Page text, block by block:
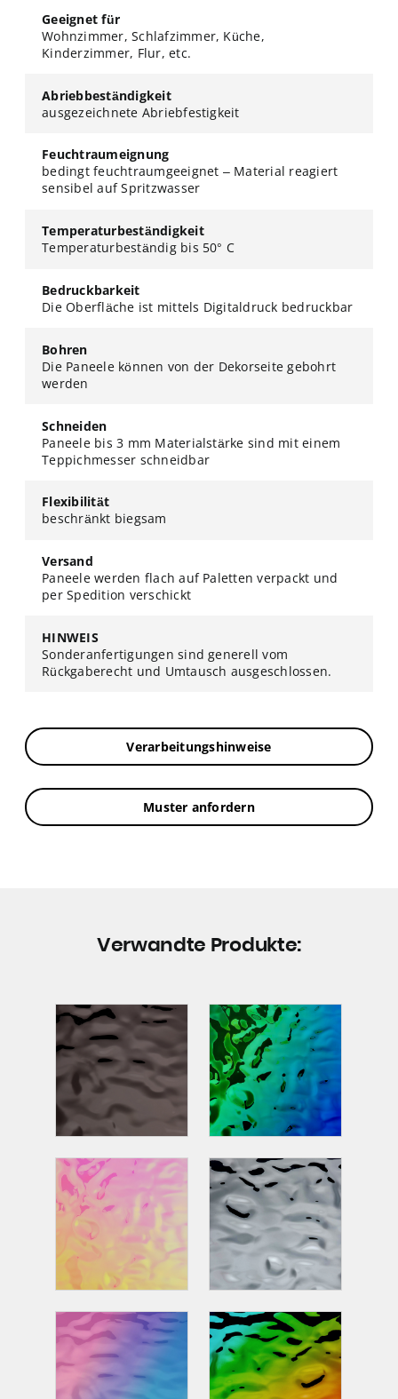
Geeignet für
Wohnzimmer, Schlafzimmer, Küche,
Kinderzimmer, Flur, etc.
Abriebbeständigkeit
ausgezeichnete Abriebfestigkeit
Feuchtraumeignung
bedingt feuchtraumgeeignet – Material reagiert
sensibel auf Spritzwasser
Temperaturbeständigkeit
Temperaturbeständig bis 50° C
Bedruckbarkeit
Die Oberfläche ist mittels Digitaldruck bedruckbar
Bohren
Die Paneele können von der Dekorseite gebohrt
werden
Schneiden
Paneele bis 3 mm Materialstärke sind mit einem
Teppichmesser schneidbar
Flexibilität
beschränkt biegsam
Versand
Paneele werden flach auf Paletten verpackt und
per Spedition verschickt
HINWEIS
Sonderanfertigungen sind generell vom
Rückgaberecht und Umtausch ausgeschlossen.
Verarbeitungshinweise
Muster anfordern
Verwandte Produkte: